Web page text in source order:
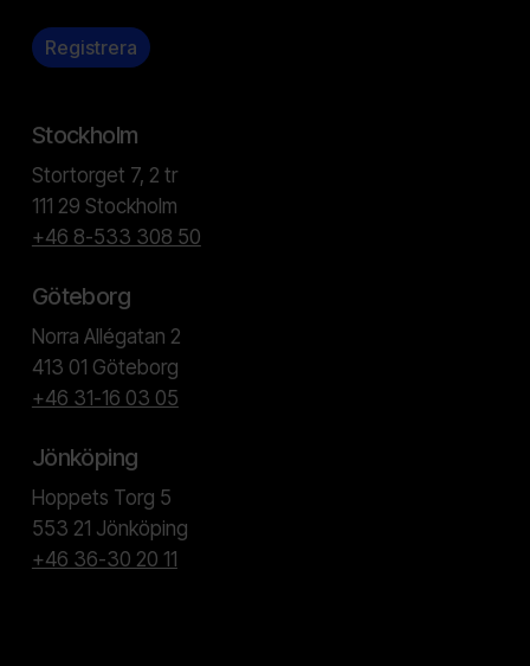
Stockholm
Stortorget 7, 2 tr
111 29 Stockholm
+46 8-533 308 50
Göteborg
Norra Allégatan 2
413 01 Göteborg
+46 31-16 03 05
Jönköping
Hoppets Torg 5
553 21 Jönköping
+46 36-30 20 11